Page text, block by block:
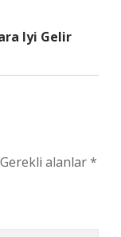
Iyi Gelir
Gerekli alanlar*